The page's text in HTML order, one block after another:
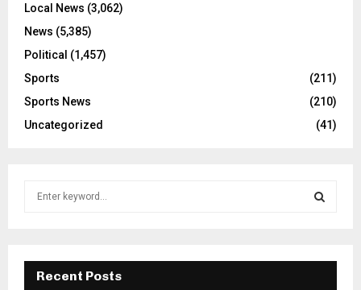
Local News (3,062)
News (5,385)
Political (1,457)
Sports
(211)
Sports News
(210)
Uncategorized
(41)
E
Recent Posts